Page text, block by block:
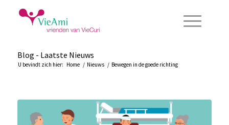
Blog - Laatste Nieuws
U bevindt zich hier: Home / Nieuws / Bewegen in de goede richting